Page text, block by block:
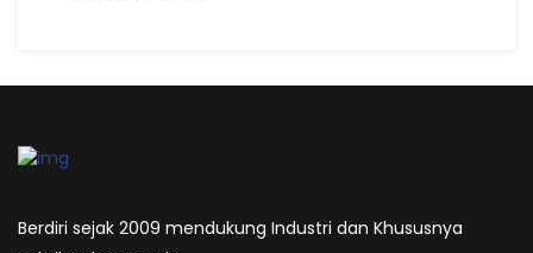
Berdiri sejak 2009 mendukung Industri dan Khususnya